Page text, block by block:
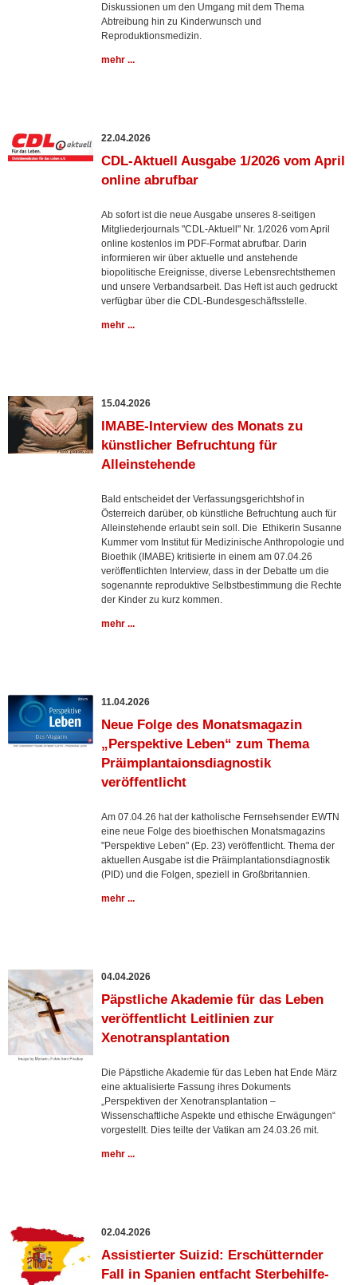
Diskussionen um den Umgang mit dem Thema
Abtreibung hin zu Kinderwunsch und
Reproduktionsmedizin.
mehr ...
22.04.2026
CDL-Aktuell Ausgabe 1/2026 vom April
online abrufbar
Ab sofort ist die neue Ausgabe unseres 8-seitigen
Mitgliederjournals "CDL-Aktuell" Nr. 1/2026 vom April
online kostenlos im PDF-Format abrufbar. Darin
informieren wir über aktuelle und anstehende
biopolitische Ereignisse, diverse Lebensrechtsthemen
und unsere Verbandsarbeit. Das Heft ist auch gedruckt
verfügbar über die CDL-Bundesgeschäftsstelle.
mehr ...
15.04.2026
IMABE-Interview des Monats zu
künstlicher Befruchtung für
Alleinstehende
Bald entscheidet der Verfassungsgerichtshof in
Österreich darüber, ob künstliche Befruchtung auch für
Alleinstehende erlaubt sein soll. Die Ethikerin Susanne
Kummer vom Institut für Medizinische Anthropologie und
Bioethik (IMABE) kritisierte in einem am 07.04.26
veröffentlichten Interview, dass in der Debatte um die
sogenannte reproduktive Selbstbestimmung die Rechte
der Kinder zu kurz kommen.
mehr ...
11.04.2026
Neue Folge des Monatsmagazin
„Perspektive Leben“ zum Thema
Präimplantaionsdiagnostik
veröffentlicht
Am 07.04.26 hat der katholische Fernsehsender EWTN
eine neue Folge des bioethischen Monatsmagazins
"Perspektive Leben" (Ep. 23) veröffentlicht. Thema der
aktuellen Ausgabe ist die Präimplantationsdiagnostik
(PID) und die Folgen, speziell in Großbritannien.
mehr ...
04.04.2026
Päpstliche Akademie für das Leben
veröffentlicht Leitlinien zur
Xenotransplantation
Die Päpstliche Akademie für das Leben hat Ende März
eine aktualisierte Fassung ihres Dokuments
„Perspektiven der Xenotransplantation –
Wissenschaftliche Aspekte und ethische Erwägungen“
vorgestellt. Dies teilte der Vatikan am 24.03.26 mit.
mehr ...
02.04.2026
Assistierter Suizid: Erschütternder
Fall in Spanien entfacht Sterbehilfe-